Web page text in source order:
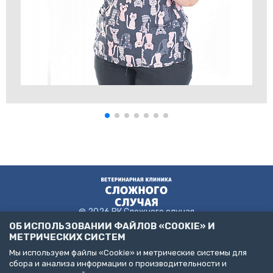
@ 2026 ВК Сложного случая
Пользовательское соглашение
ОБ ИСПОЛЬЗОВАНИИ ФАЙЛОВ «COOKIE» И
МЕТРИЧЕСКИХ СИСТЕМ
Мы используем файлы «Cookie» и метрические системы для
сбора и анализа информации о производительности и